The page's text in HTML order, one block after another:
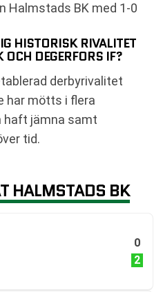
Halmstads BK med 1-0
HISTORISK RIVALITET
DEGERFORS IF?
derbyrivalitet
har mötts i flera
haft jämna samt
tid.
HALMSTADS BK
0
2